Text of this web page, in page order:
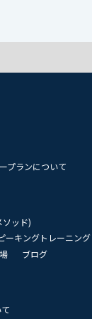
プランについて
ッド)
ーキングトレーニング
ブログ